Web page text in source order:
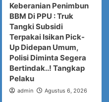
Keberanian Penimbun
BBM Di PPU : Truk
Tangki Subsidi
Terpakai Isikan Pick-
Up Didepan Umum,
Polisi Diminta Segera
Bertindak..! Tangkap
Pelaku
admin Agustus 6, 2026